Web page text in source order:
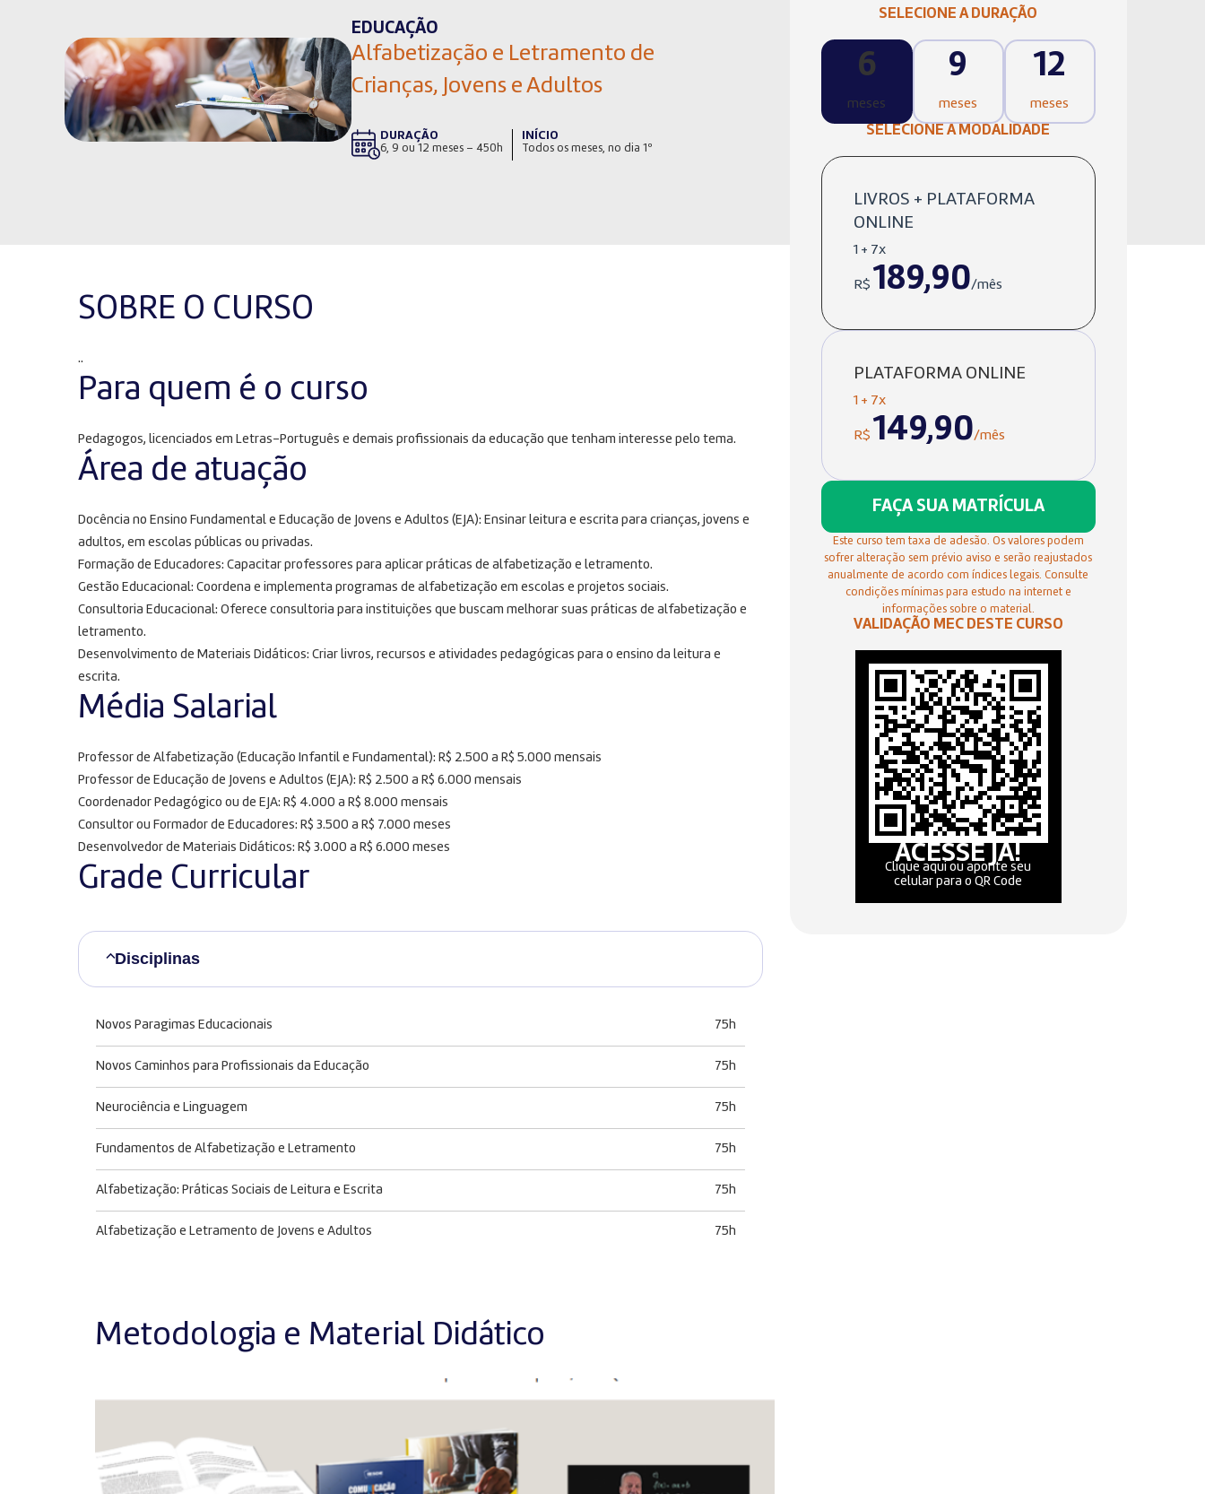
EDUCAÇÃO
Alfabetização e Letramento de
Crianças, Jovens e Adultos
DURAÇÃO
6, 9 ou 12 meses – 450h
INÍCIO
Todos os meses, no dia 1º
SOBRE O CURSO
..
Para quem é o curso
Pedagogos, licenciados em Letras-Português e demais profissionais da educação que tenham interesse pelo tema.
Área de atuação
Docência no Ensino Fundamental e Educação de Jovens e Adultos (EJA): Ensinar leitura e escrita para crianças, jovens e
adultos, em escolas públicas ou privadas.
Formação de Educadores: Capacitar professores para aplicar práticas de alfabetização e letramento.
Gestão Educacional: Coordena e implementa programas de alfabetização em escolas e projetos sociais.
Consultoria Educacional: Oferece consultoria para instituições que buscam melhorar suas práticas de alfabetização e
letramento.
Desenvolvimento de Materiais Didáticos: Criar livros, recursos e atividades pedagógicas para o ensino da leitura e
escrita.
Média Salarial
Professor de Alfabetização (Educação Infantil e Fundamental): R$ 2.500 a R$ 5.000 mensais
Professor de Educação de Jovens e Adultos (EJA): R$ 2.500 a R$ 6.000 mensais
Coordenador Pedagógico ou de EJA: R$ 4.000 a R$ 8.000 mensais
Consultor ou Formador de Educadores: R$ 3.500 a R$ 7.000 meses
Desenvolvedor de Materiais Didáticos: R$ 3.000 a R$ 6.000 meses
Grade Curricular
Disciplinas
Novos Paragimas Educacionais 75h
Novos Caminhos para Profissionais da Educação 75h
Neurociência e Linguagem 75h
Fundamentos de Alfabetização e Letramento 75h
Alfabetização: Práticas Sociais de Leitura e Escrita 75h
Alfabetização e Letramento de Jovens e Adultos 75h
SELECIONE A DURAÇÃO
6
meses
9
meses
12
meses
SELECIONE A MODALIDADE
LIVROS + PLATAFORMA
ONLINE
1 + 7x
R$ 189,90/mês
PLATAFORMA ONLINE
1 + 7x
R$ 149,90/mês
FAÇA SUA MATRÍCULA
Este curso tem taxa de adesão. Os valores podem
sofrer alteração sem prévio aviso e serão reajustados
anualmente de acordo com índices legais. Consulte
condições mínimas para estudo na internet e
informações sobre o material.
VALIDAÇÃO MEC DESTE CURSO
ACESSE JÁ!
Clique aqui ou aponte seu
celular para o QR Code
Metodologia e Material Didático